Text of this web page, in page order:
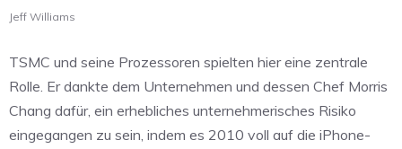
Jeff Williams
TSMC und seine Prozessoren spielten hier eine zentrale
Rolle. Er dankte dem Unternehmen und dessen Chef Morris
Chang dafür, ein erhebliches unternehmerisches Risiko
eingegangen zu sein, indem es 2010 voll auf die iPhone-